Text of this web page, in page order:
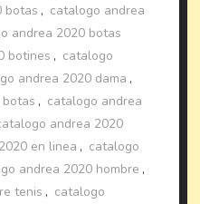
botas , catalogo andrea
andrea 2020 botas
botines , catalogo
andrea 2020 dama ,
, catalogo andrea
andrea 2020
en linea , catalogo
andrea 2020 hombre ,
tenis , catalogo